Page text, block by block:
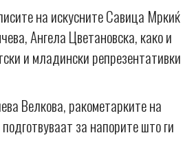
на искусните Савица Мркиќ
Ангела Цветановска, како и
и младински репрезентативки
Велкова, ракометарките на
за напорите што ги